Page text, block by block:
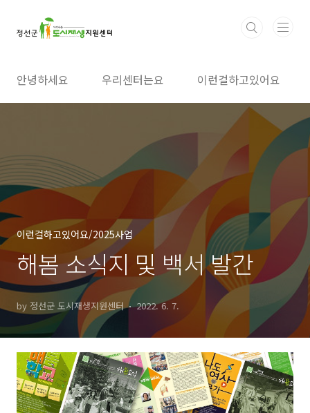
안녕하세요 우리센터는요 이런걸하고있어요
이런걸하고있어요/2025사업
해봄 소식지 및 백서 발간
by 정선군 도시재생지원센터 2022. 6. 7.